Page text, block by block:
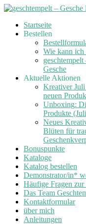
Skip
Startseite
Bestellen
Wie kann ich
Gesche
Aktuelle Aktionen
Kreativer
neuen
Unboxing:
Produkte
Neues
Blüten für
Bonuspunkte
Kataloge
Katalog bestellen
Demonstrator/in*
Häufige Fragen
Das Team
Kontaktformular
über mich
Anleitungen